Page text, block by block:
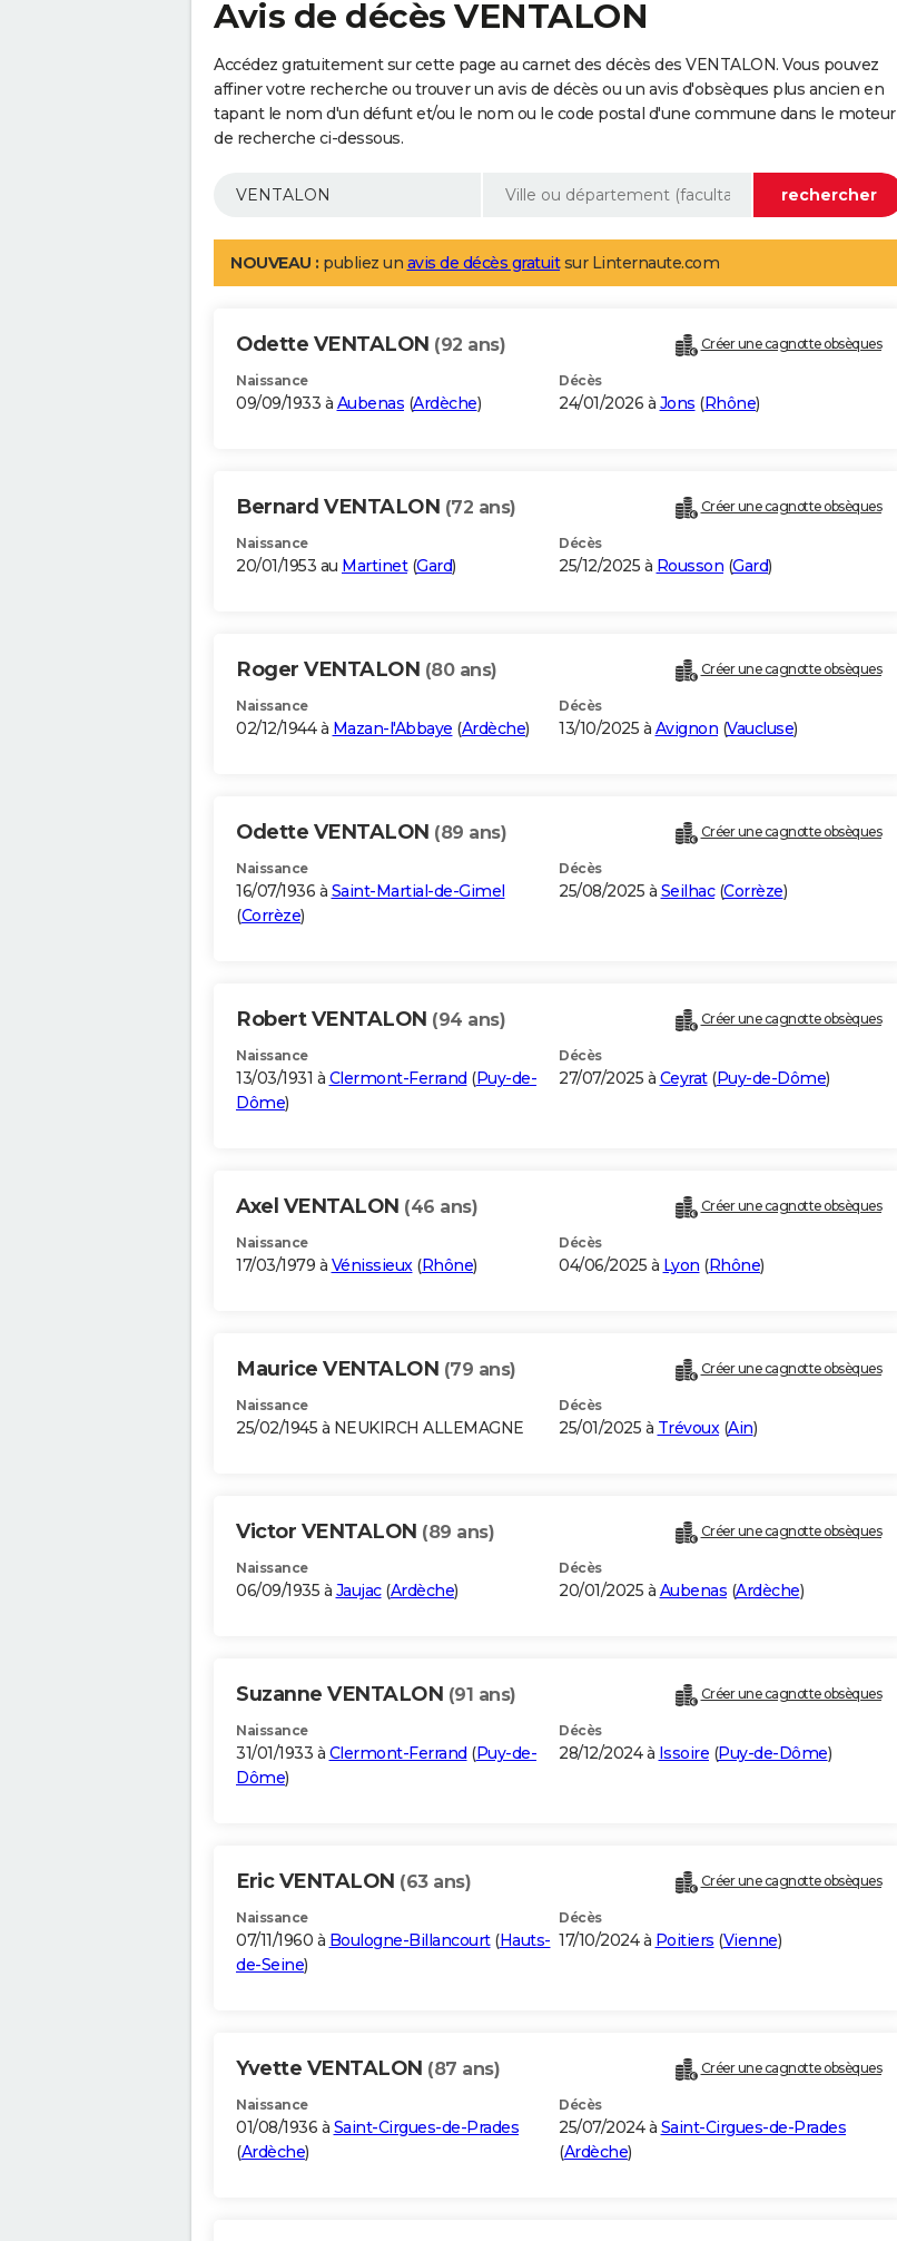
Avis de décès VENTALON
Accédez gratuitement sur cette page au carnet des décès des VENTALON. Vous pouvez
affiner votre recherche ou trouver un avis de décès ou un avis d'obsèques plus ancien en
tapant le nom d'un défunt et/ou le nom ou le code postal d'une commune dans le moteur
de recherche ci-dessous.
NOUVEAU : publiez un avis de décès gratuitsur Linternaute.com
Odette VENTALON (92 ans) Créer une cagnotte obsèques
Naissance
09/09/1933 à Aubenas (Ardèche)
Décès
24/01/2026 à Jons (Rhône)
Bernard VENTALON (72 ans) Créer une cagnotte obsèques
Naissance
20/01/1953 au Martinet(Gard)
Décès
25/12/2025 à Rousson (Gard)
Roger VENTALON (80 ans) Créer une cagnotte obsèques
Naissance
02/12/1944 à Mazan-l'Abbaye (Ardèche)
Décès
13/10/2025 à Avignon (Vaucluse)
Odette VENTALON (89 ans) Créer une cagnotte obsèques
Naissance
16/07/1936 à Saint-Martial-de-Gimel
(Corrèze)
Décès
25/08/2025 à Seilhac(Corrèze)
Robert VENTALON (94 ans) Créer une cagnotte obsèques
Naissance
13/03/1931 à Clermont-Ferrand (Puy-de-
Dôme)
Décès
27/07/2025 à Ceyrat(Puy-de-Dôme)
Axel VENTALON (46 ans) Créer une cagnotte obsèques
Naissance
17/03/1979 à Vénissieux(Rhône)
Décès
04/06/2025 à Lyon (Rhône)
Maurice VENTALON (79 ans) Créer une cagnotte obsèques
Naissance
25/02/1945 à NEUKIRCH ALLEMAGNE
Décès
25/01/2025 à Trévoux(Ain)
Victor VENTALON (89 ans) Créer une cagnotte obsèques
Naissance
06/09/1935 à Jaujac(Ardèche)
Décès
20/01/2025 à Aubenas (Ardèche)
Suzanne VENTALON (91 ans) Créer une cagnotte obsèques
Naissance
31/01/1933 à Clermont-Ferrand (Puy-de-
Dôme)
Décès
28/12/2024 à Issoire (Puy-de-Dôme)
Eric VENTALON (63 ans) Créer une cagnotte obsèques
Naissance
07/11/1960 à Boulogne-Billancourt(Hauts-
de-Seine)
Décès
17/10/2024 à Poitiers (Vienne)
Yvette VENTALON (87 ans) Créer une cagnotte obsèques
Naissance
01/08/1936 à Saint-Cirgues-de-Prades
(Ardèche)
Décès
25/07/2024 à Saint-Cirgues-de-Prades
(Ardèche)